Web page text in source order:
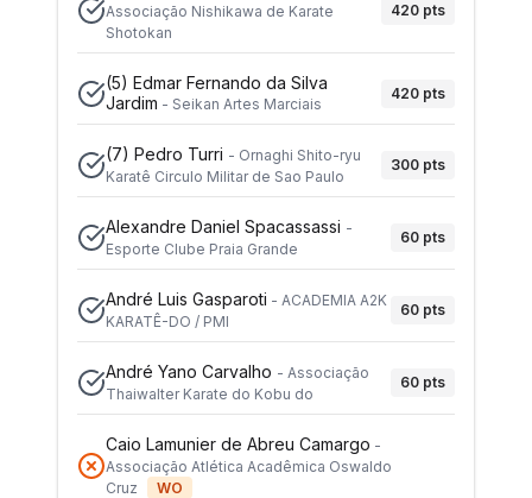
Associação Nishikawa de Karate
Shotokan
420 pts
(5) Edmar Fernando da Silva
Jardim - Seikan Artes Marciais
420 pts
(7) Pedro Turri - Ornaghi Shito-ryu
Karatê Circulo Militar de Sao Paulo
300 pts
Alexandre Daniel Spacassassi -
Esporte Clube Praia Grande
60 pts
André Luis Gasparoti - ACADEMIA A2K
KARATÊ-DO / PMI
60 pts
André Yano Carvalho - Associação
Thaiwalter Karate do Kobu do
60 pts
Caio Lamunier de Abreu Camargo -
Associação Atlética Acadêmica Oswaldo
Cruz
WO